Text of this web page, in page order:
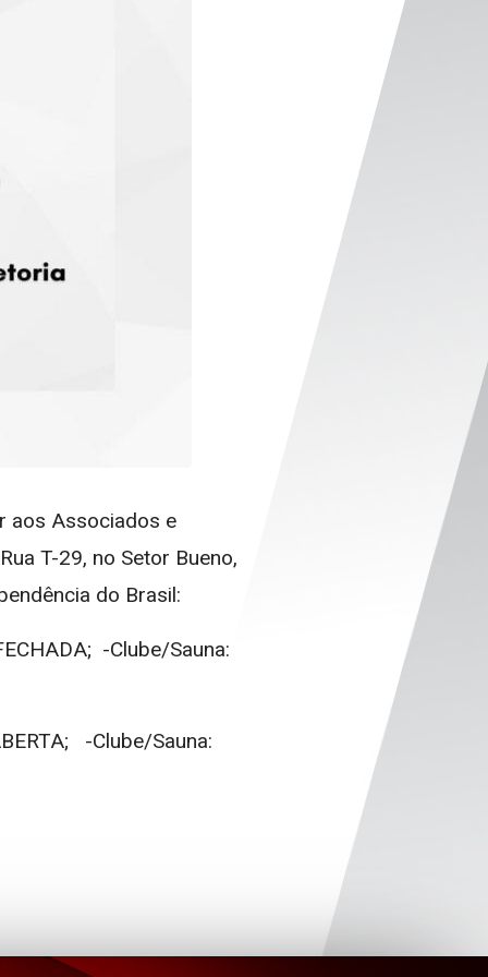
aos Associados e
T-29, no Setor Bueno,
do Brasil:
-Clube/Sauna:
-Clube/Sauna: